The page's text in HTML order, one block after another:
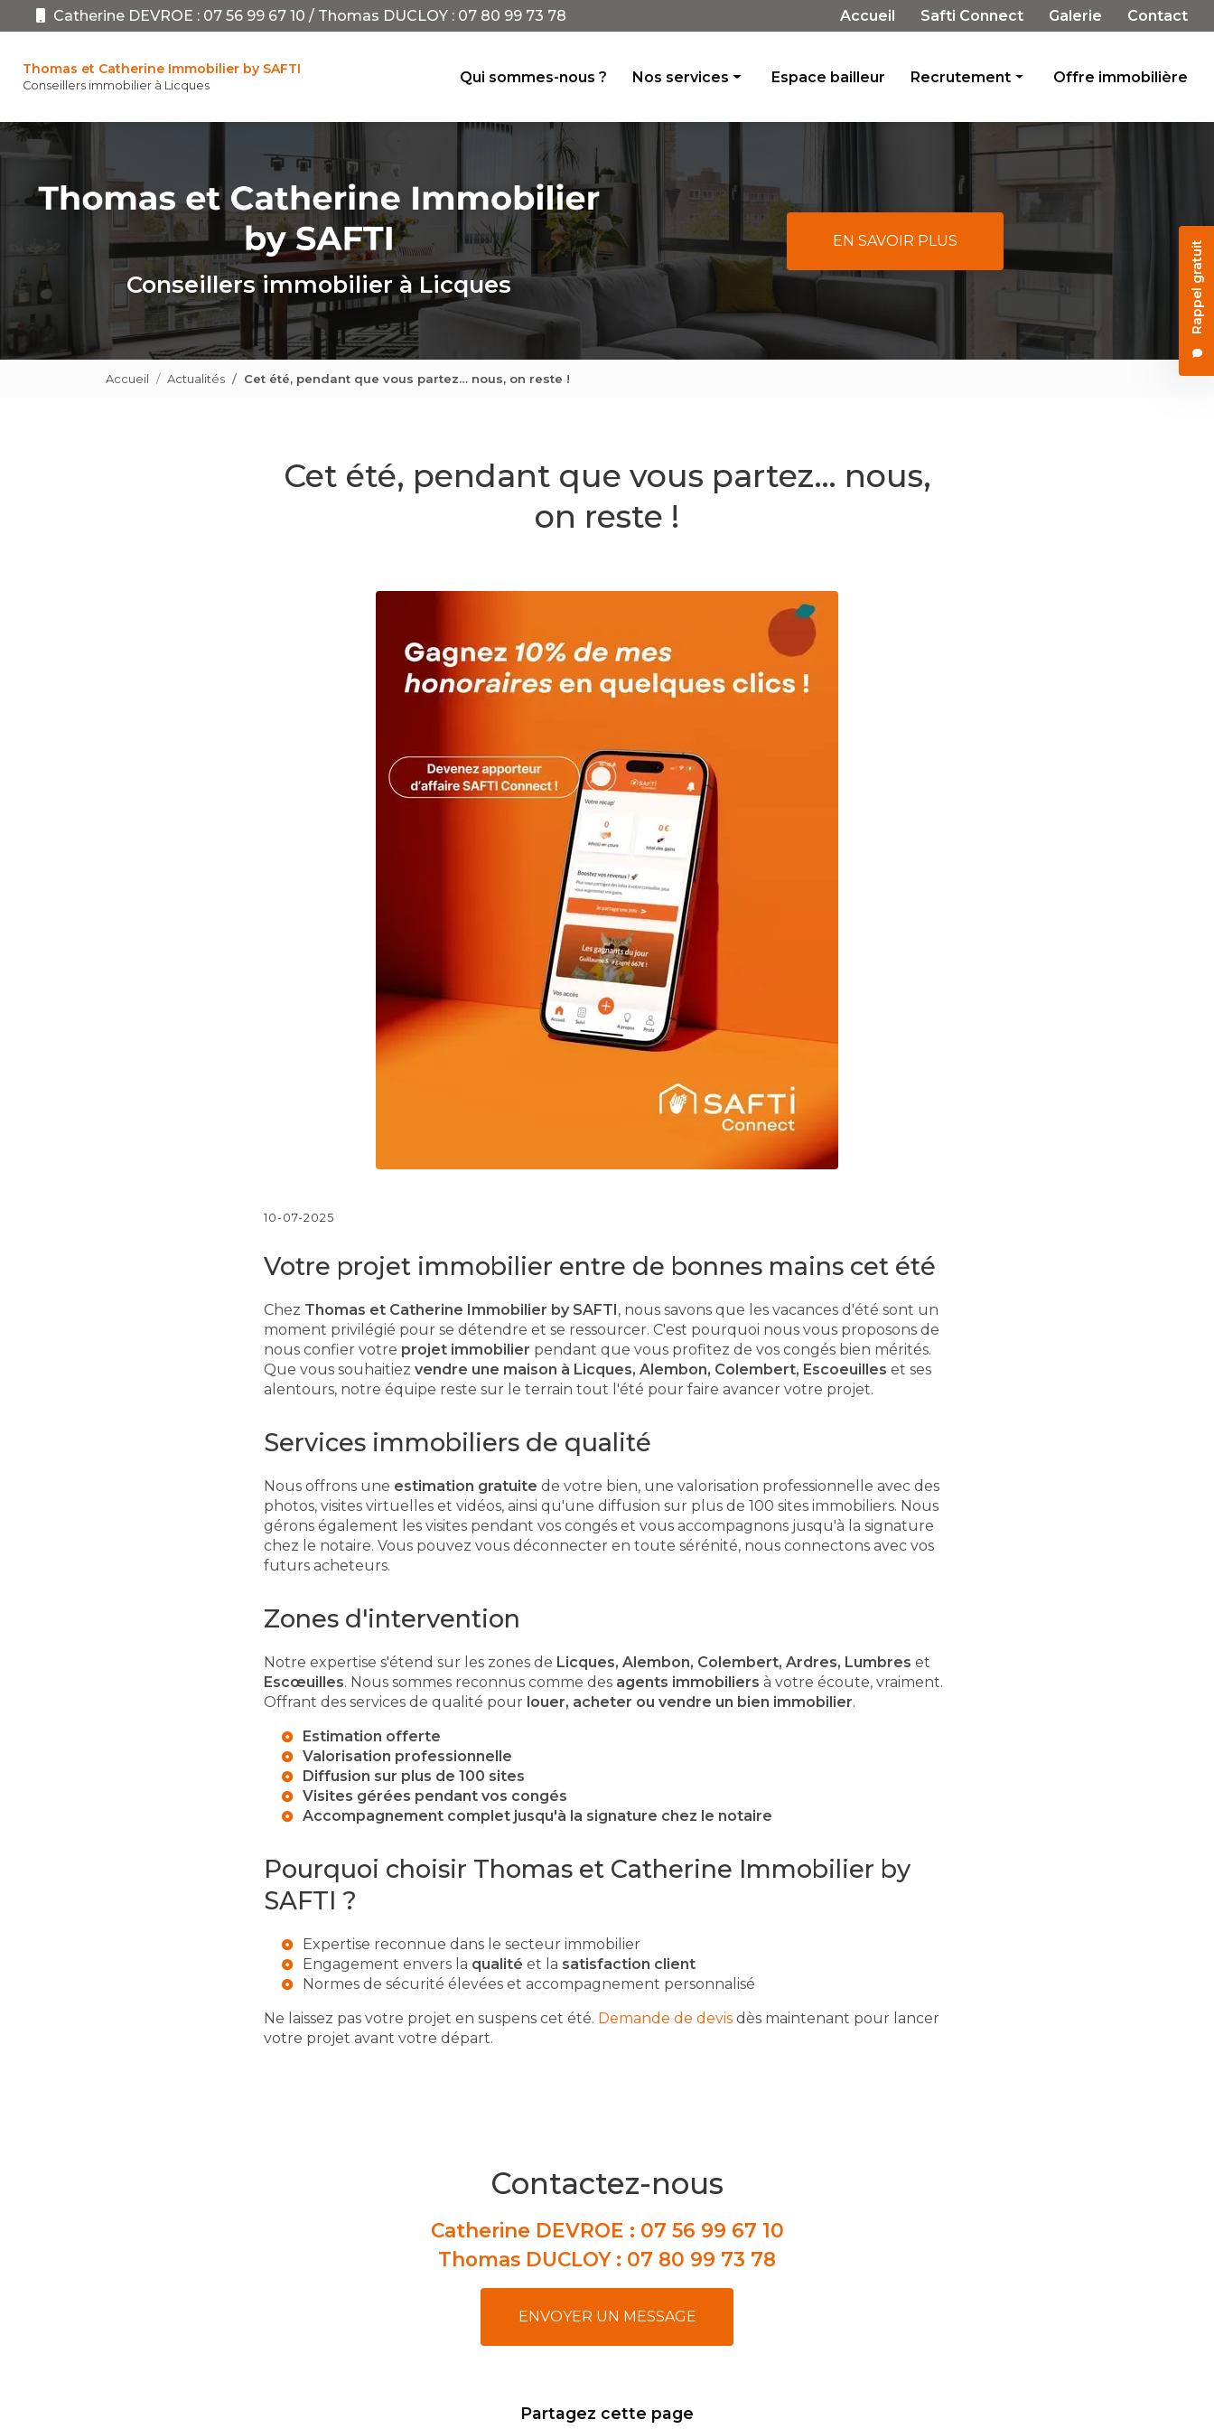
au
principal
Catherine DEVROE : 07 56 99 67 10 / Thomas DUCLOY : 07 80 99 73 78 Navigation secondaire
Accueil Safti Connect Galerie Contact
Thomas et Catherine Immobilier by SAFTI
Conseillers immobilier à Licques
Rappel gratuit
Qui sommes-nous ? Nos services
Conseil
Avis de valeur
Gestion locative
Espace bailleur Recrutement Offre immobilière
Conseillers immobilier à Licques
EN SAVOIR PLUS
Accueil Actualités Cet été, pendant que vous partez… nous, on reste !
Cet été, pendant que vous partez… nous,
on reste !
10-07-2025
Votre projet immobilier entre de bonnes mains cet été
Chez Thomas et Catherine Immobilier by SAFTI , nous savons que les vacances d'été sont un
moment privilégié pour se détendre et se ressourcer. C'est pourquoi nous vous proposons de
nous confier votre projet immobilier pendant que vous profitez de vos congés bien mérités.
Que vous souhaitiez vendre une maison à Licques, Alembon, Colembert, Escoeuilles et ses
alentours, notre équipe reste sur le terrain tout l'été pour faire avancer votre projet.
Services immobiliers de qualité
Nous offrons une estimation gratuite de votre bien, une valorisation professionnelle avec des
photos, visites virtuelles et vidéos, ainsi qu'une diffusion sur plus de 100 sites immobiliers. Nous
gérons également les visites pendant vos congés et vous accompagnons jusqu'à la signature
chez le notaire. Vous pouvez vous déconnecter en toute sérénité, nous connectons avec vos
futurs acheteurs.
Zones d'intervention
Notre expertise s'étend sur les zones de Licques, Alembon, Colembert, Ardres, Lumbres et
Escœuilles. Nous sommes reconnus comme des agents immobiliers à votre écoute, vraiment.
Offrant des services de qualité pour louer, acheter ou vendre un bien immobilier.
Estimation offerte
Valorisation professionnelle
Diffusion sur plus de 100 sites
Visites gérées pendant vos congés
Accompagnement complet jusqu'à la signature chez le notaire
Pourquoi choisir Thomas et Catherine Immobilier by
SAFTI ?
Expertise reconnue dans le secteur immobilier
Engagement envers la qualité et la satisfaction client
Normes de sécurité élevées et accompagnement personnalisé
Ne laissez pas votre projet en suspens cet été. Demande de devis dès maintenant pour lancer
votre projet avant votre départ.
Contactez-nous
Catherine DEVROE : 07 56 99 67 10
Thomas DUCLOY : 07 80 99 73 78
ENVOYER UN MESSAGE
Partagez cette page